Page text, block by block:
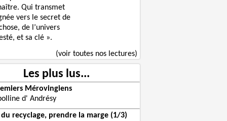
Qui transmet
vers le secret de
de l’univers
et sa clé ».
(voir toutes nos lectures)
Les plus lus...
Mérovingiens
d' Andrésy
recyclage, prendre la marge (1/3)